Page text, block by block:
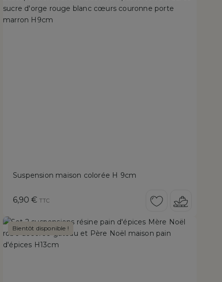
Suspension maison colorée H 9cm
Prix
6,90 € TTC
Bientôt disponible !